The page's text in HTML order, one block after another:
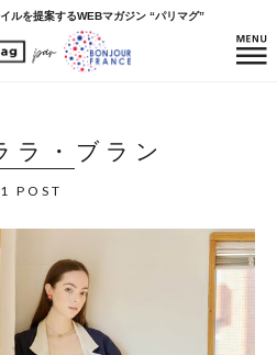
ルを提案するWEBマガジン “パリマグ”
ラ・ブラン
1 POST